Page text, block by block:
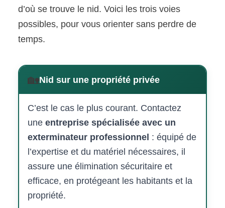
d’où se trouve le nid. Voici les trois voies
possibles, pour vous orienter sans perdre de
temps.
🏡Nid sur une propriété privée
C’est le cas le plus courant. Contactez
une entreprise spécialisée avec un
exterminateur professionnel : équipé de
l’expertise et du matériel nécessaires, il
assure une élimination sécuritaire et
efficace, en protégeant les habitants et la
propriété.